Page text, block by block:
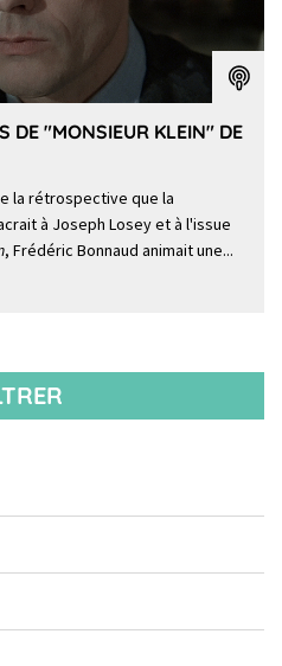
DE "MONSIEUR KLEIN" DE
la rétrospective que la
à Joseph Losey et à l'issue
, Frédéric Bonnaud animait une...